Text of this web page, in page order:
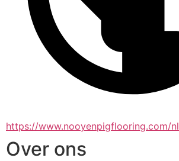
https://www.nooyenpigflooring.com/nl
Over ons